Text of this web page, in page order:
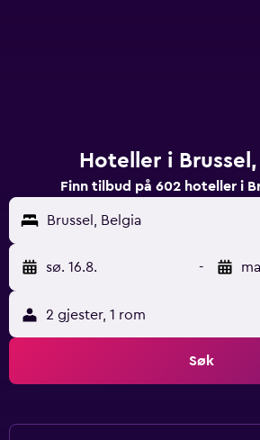
Hoteller i
Finn tilbud på 602 hoteller i
Brussel, Belgia
sø. 16.8. -
2 gjester, 1 rom
Søk